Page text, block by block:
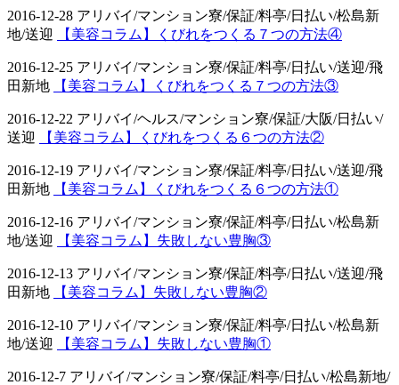
2016-12-28 アリバイ/マンション寮/保証/料亭/日払い/松島新
地/送迎
【美容コラム】くびれをつくる７つの方法④
2016-12-25 アリバイ/マンション寮/保証/料亭/日払い/送迎/飛
田新地
【美容コラム】くびれをつくる７つの方法③
2016-12-22 アリバイ/ヘルス/マンション寮/保証/大阪/日払い/
送迎
【美容コラム】くびれをつくる６つの方法②
2016-12-19 アリバイ/マンション寮/保証/料亭/日払い/送迎/飛
田新地
【美容コラム】くびれをつくる６つの方法①
2016-12-16 アリバイ/マンション寮/保証/料亭/日払い/松島新
地/送迎
【美容コラム】失敗しない豊胸③
2016-12-13 アリバイ/マンション寮/保証/料亭/日払い/送迎/飛
田新地
【美容コラム】失敗しない豊胸②
2016-12-10 アリバイ/マンション寮/保証/料亭/日払い/松島新
地/送迎
【美容コラム】失敗しない豊胸①
2016-12-7 アリバイ/マンション寮/保証/料亭/日払い/松島新地/